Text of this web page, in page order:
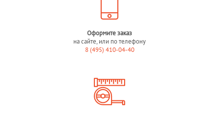
Оформите заказ
на сайте, или по телефону
8 (495) 410-04-40